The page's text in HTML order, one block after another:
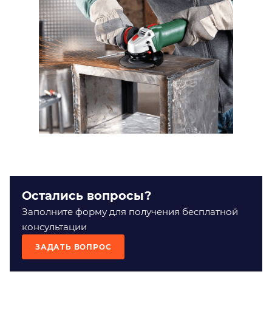
Остались вопросы?
Заполните форму для получения бесплатной
консультации
ЗАДАТЬ ВОПРОС